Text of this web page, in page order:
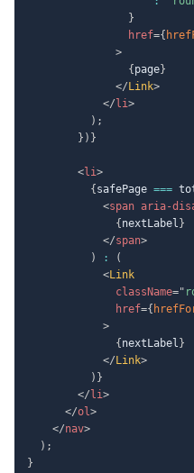
}
href={
>
{ page}
</ Link>
</ li>
) ;
} ) }
<li>
{ safePage ===
<span aria-
{ nextLabel }
</span>
)
:
(
<Link
className="
href={
>
{ nextLabel }
</ Link>
) }
</ li>
</ol>
</nav>
) ;
}